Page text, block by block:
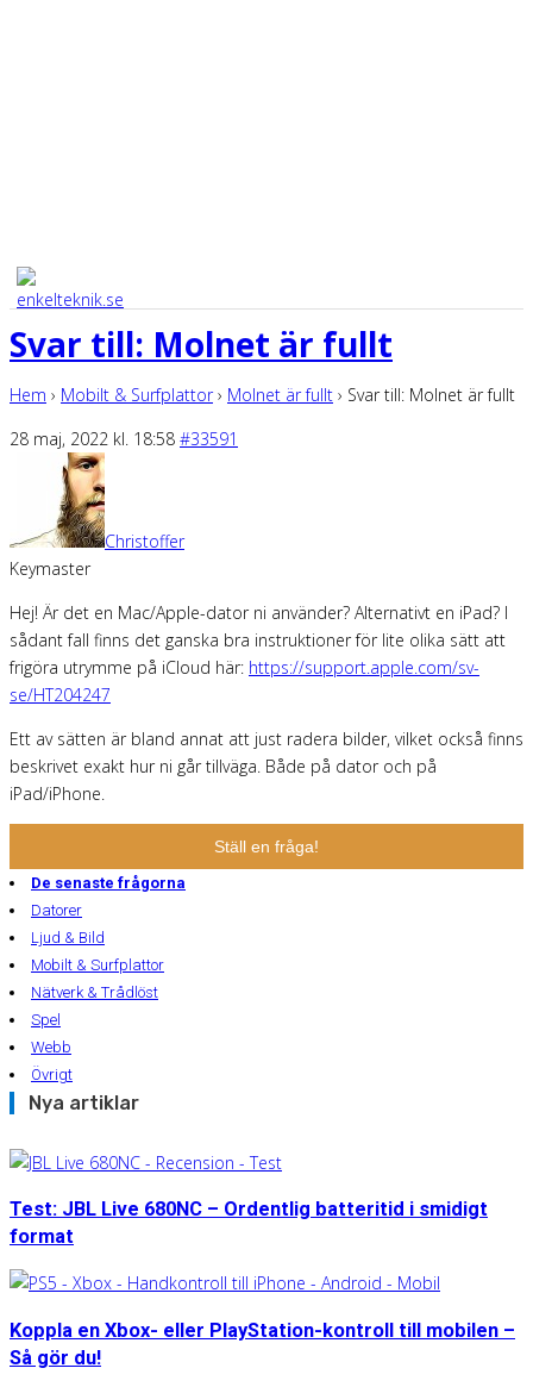
Svar till: Molnet är fullt
Hem › Mobilt & Surfplattor › Molnet är fullt › Svar till: Molnet är fullt
28 maj, 2022 kl. 18:58 #33591
Christoffer
Keymaster
Hej! Är det en Mac/Apple-dator ni använder? Alternativt en iPad? I
sådant fall finns det ganska bra instruktioner för lite olika sätt att
frigöra utrymme på iCloud här: https://support.apple.com/sv-
se/HT204247
Ett av sätten är bland annat att just radera bilder, vilket också finns
beskrivet exakt hur ni går tillväga. Både på dator och på
iPad/iPhone.
Ställ en fråga!
De senaste frågorna
Datorer
Ljud & Bild
Mobilt & Surfplattor
Nätverk & Trådlöst
Spel
Webb
Övrigt
Nya artiklar
Test: JBL Live 680NC – Ordentlig batteritid i smidigt
format
Koppla en Xbox- eller PlayStation-kontroll till mobilen –
Så gör du!